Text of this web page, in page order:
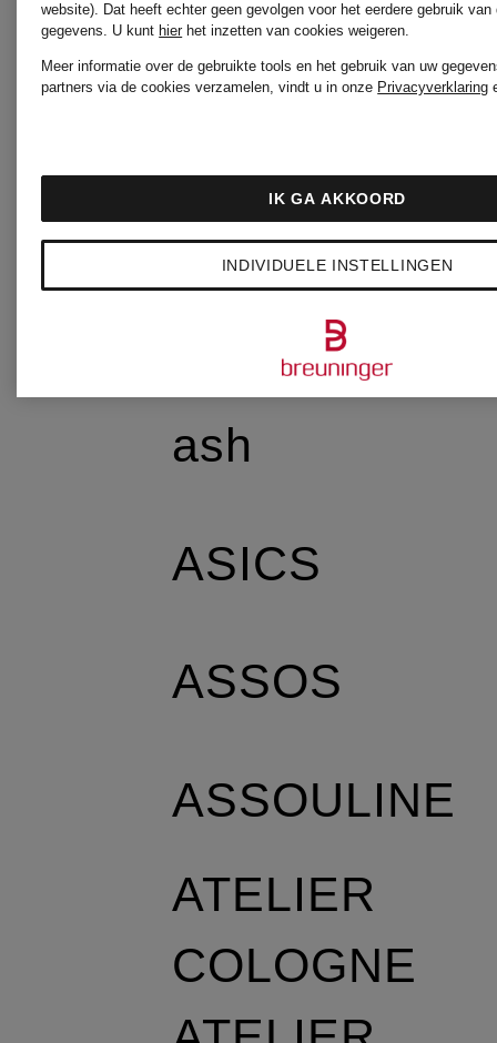
ARMANI
ash
ASICS
ASSOS
ASSOULINE
ATELIER
COLOGNE
website). Dat heeft echter geen gevolgen voor het eerdere gebruik van
gegevens. U kunt hierhet inzetten van cookies weigeren.
Meer informatie over de gebruikte tools en het gebruik van uw
partners via de cookies verzamelen, vindt u in onze Privacyverklaring
INDIVIDUELE INSTELLINGEN
IK GA AKKOORD